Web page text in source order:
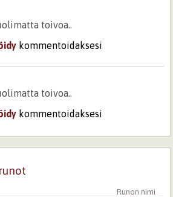
toivoa..
kommentoidaksesi
toivoa..
kommentoidaksesi
Runon nimi